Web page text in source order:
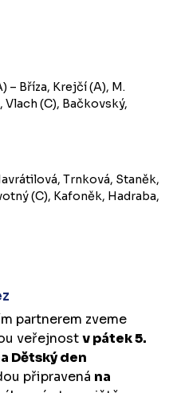
– Bříza, Krejčí (A), M.
Vlach (C), Bačkovský,
Trnková, Staněk,
(C), Kafoněk, Hadraba,
partnerem zveme
veřejnostv pátek 5.
Dětský den
připravená na